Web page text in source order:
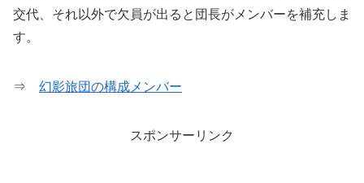
交代、それ以外で欠員が出ると団長がメンバーを補充しま
す。
⇒ 幻影旅団の構成メンバー
スポンサーリンク